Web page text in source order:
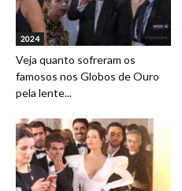
2024
Veja quanto sofreram os
famosos nos Globos de Ouro
pela lente...